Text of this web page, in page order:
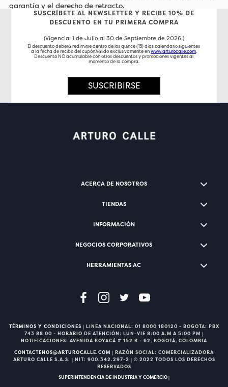
garantía y el derecho de retracto.
SUSCRÍBETE AL NEWSLETTER Y RECIBE 10% DE
DESCUENTO EN TU PRIMERA COMPRA
(Vigencia: 1 de Julio al 30 de Septiembre de 2026.)
El descuento deberá redimirse dentro de los quince (15) días calendario siguientes
a la fecha de recibo del cupón.Válido exclusivamente enwww.arturocalle.com.
Descuento NO acumulable con otros descuentos y promociones vigentes al
momento de la compra.
SUSCRIBIRSE
ACERCA DE NOSOTROS
TIENDAS
INFORMACIÓN
NEGOCIOS CORPORATIVOS
HERRAMIENTAS AC
TÉRMINOS Y CONDICIONES | LÍNEA NACIONAL: 01 8000 180120 - BOGOTÁ: PBX
743 88 00 - HORARIO DE ATENCIÓN: LUN-VIE 8:00 A.M A 5:00 PM |
NOTIFICACIONES: AVENIDA BOYACÁ # 152 B - 62, BOGOTÁ, COLOMBIA
CONTACTENOS@ARTUROCALLE.COM | RAZÓN SOCIAL: COMERCIALIZADORA
ARTURO CALLE S.A.S. | NIT: 900.342.297-2 | © 2022 TODOS LOS DERECHOS
RESERVADOS
SUPERINTENDENCIA DE INDUSTRIA Y COMERCIO |